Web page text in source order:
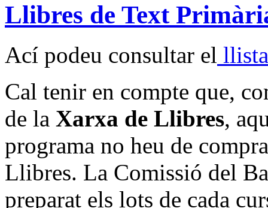
Llibres de Text
Ací podeu consultar el
Cal tenir en compte que,
de la Xarxa de Llibres,
programa no heu de
Llibres. La Comissió del
preparat els lots de cada